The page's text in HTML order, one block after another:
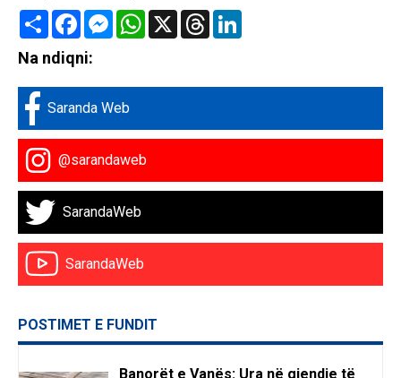
Share FacebookMessenger
WhatsApp
X Threads
Na ndiqni:
Saranda Web
@sarandaweb
SarandaWeb
SarandaWeb
POSTIMET E FUNDIT
Banorët e Vanës: Ura në gjendje të